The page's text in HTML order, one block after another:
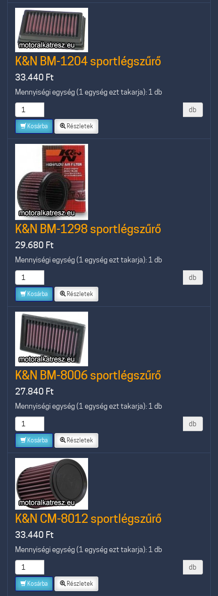
K&N BM-1204 sportlégszűrő
33.440 Ft
Mennyiségi egység (1 egység ezt takarja): 1 db
db
Kosárba Részletek
K&N BM-1298 sportlégszűrő
29.680 Ft
Mennyiségi egység (1 egység ezt takarja): 1 db
db
Kosárba Részletek
K&N BM-8006 sportlégszűrő
27.840 Ft
Mennyiségi egység (1 egység ezt takarja): 1 db
db
Kosárba Részletek
K&N CM-8012 sportlégszűrő
33.440 Ft
Mennyiségi egység (1 egység ezt takarja): 1 db
db
Kosárba Részletek